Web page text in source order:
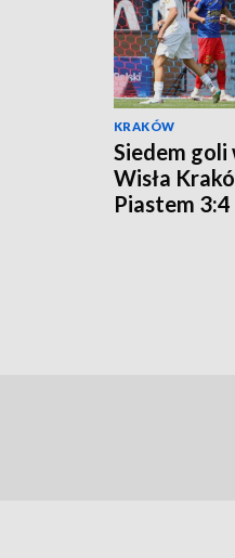
KRAKÓW
Siedem goli
Wisła
Piastem 3:4